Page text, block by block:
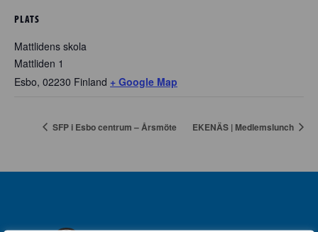
PLATS
Mattlidens skola
Mattliden 1
Esbo, 02230 Finland + Google Map
SFP i Esbo centrum – Årsmöte EKENÄS | Medlemslunch